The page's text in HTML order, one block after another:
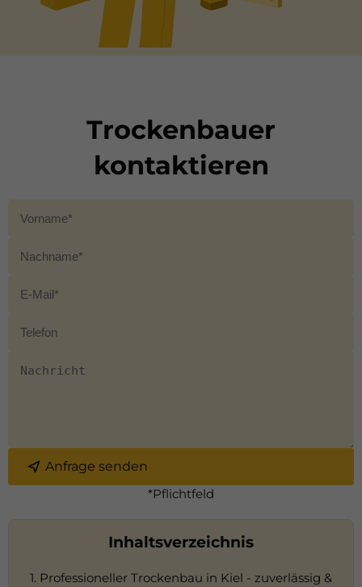
Trockenbauer
kontaktieren
Anfrage senden
*Pflichtfeld
Inhaltsverzeichnis
1. Professioneller Trockenbau in Kiel - zuverlässig &